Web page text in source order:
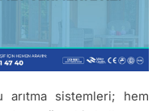
arıtma sistemleri; hem